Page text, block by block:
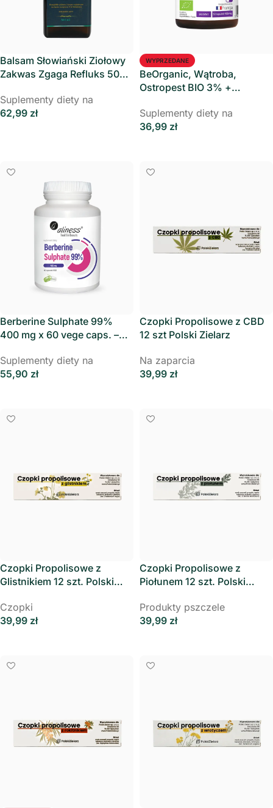
Balsam Słowiański Ziołowy
Zakwas Zgaga Refluks 500
Suplementy diety na
62,99 zł
WYPRZEDANE
BeOrganic, Wątroba,
Ostropest BIO 3% +
x 50 kaps.
Suplementy diety na
36,99 zł
Berberine Sulphate 99%
400 mg x 60 vege caps. –
Suplementy diety na
55,90 zł
Czopki Propolisowe z CBD
12 szt Polski Zielarz
Na zaparcia
39,99 zł
Czopki Propolisowe z
Glistnikiem 12 szt. Polski
Czopki
39,99 zł
Czopki Propolisowe z
Piołunem 12 szt. Polski
Produkty pszczele
39,99 zł